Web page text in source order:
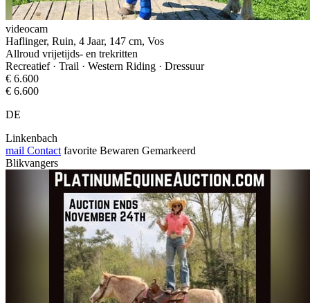
videocam
Haflinger, Ruin, 4 Jaar, 147 cm, Vos
Allroud vrijetijds- en trekritten
Recreatief · Trail · Western Riding · Dressuur
€ 6.600
€ 6.600
DE
Linkenbach
mail Contact favorite Bewaren Gemarkeerd
Blikvangers